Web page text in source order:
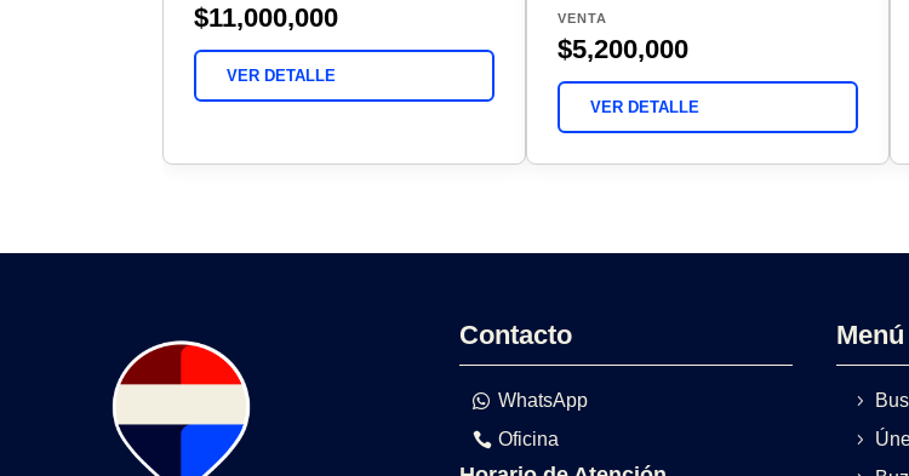
$11,000,000
VER DETALLE
VENTA
$5,200,000
VER DETALLE
Contacto
WhatsApp
Oficina
Menú